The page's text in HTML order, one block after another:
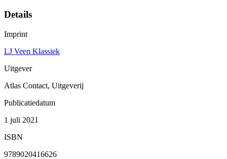
Details
Imprint
LJ Veen Klassiek
Uitgever
Atlas Contact, Uitgeverij
Publicatiedatum
1 juli 2021
ISBN
9789020416626